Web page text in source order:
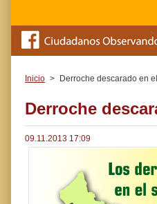
Inicio > Derroche descarado en
Derroche
09.11.2013 17:09